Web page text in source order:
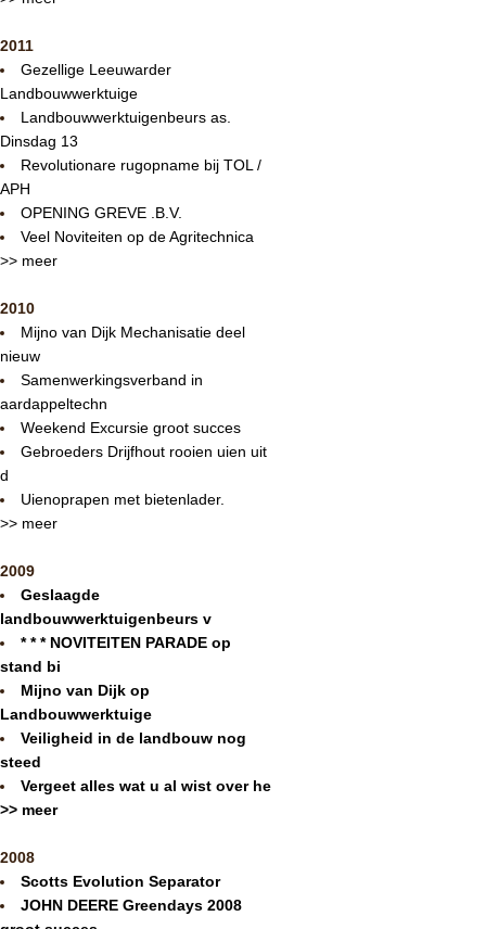
2011
Gezellige Leeuwarder
Landbouwwerktuige
Landbouwwerktuigenbeurs as.
Dinsdag 13
Revolutionare rugopname bij TOL /
APH
OPENING GREVE .B.V.
Veel Noviteiten op de Agritechnica
>> meer
2010
Mijno van Dijk Mechanisatie deel
nieuw
Samenwerkingsverband in
aardappeltechn
Weekend Excursie groot succes
Gebroeders Drijfhout rooien uien uit
d
Uienoprapen met bietenlader.
>> meer
2009
Geslaagde
landbouwwerktuigenbeurs v
* * * NOVITEITEN PARADE op
stand bi
Mijno van Dijk op
Landbouwwerktuige
Veiligheid in de landbouw nog
steed
Vergeet alles wat u al wist over he
>> meer
2008
Scotts Evolution Separator
JOHN DEERE Greendays 2008